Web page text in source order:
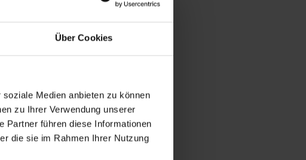
Über Cookies
Medien anbieten zu können
zu Ihrer Verwendung unserer
Partner führen diese Informationen
die sie im Rahmen Ihrer Nutzung